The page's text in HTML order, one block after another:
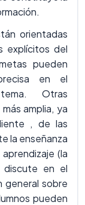
orientadas
explícitos del
pueden
en el
Otras
amplia, ya
, de las
la enseñanza
(la
discute en el
general sobre
pueden